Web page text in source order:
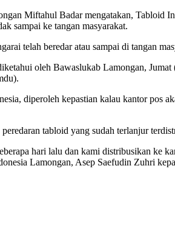
Miftahul Badar mengatakan, Tabloid
sampai ke tangan masyarakat.
telah beredar atau sampai di tangan
oleh Bawaslukab Lamongan,
diperoleh kepastian kalau kantor pos
tabloid yang sudah terlanjur
hari lalu dan kami distribusikan ke
Lamongan, Asep Saefudin Zuhri